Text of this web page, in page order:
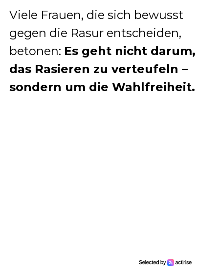
Viele Frauen, die sich bewusst
gegen die Rasur entscheiden,
betonen: Es geht nicht darum,
das Rasieren zu verteufeln –
sondern um die Wahlfreiheit.